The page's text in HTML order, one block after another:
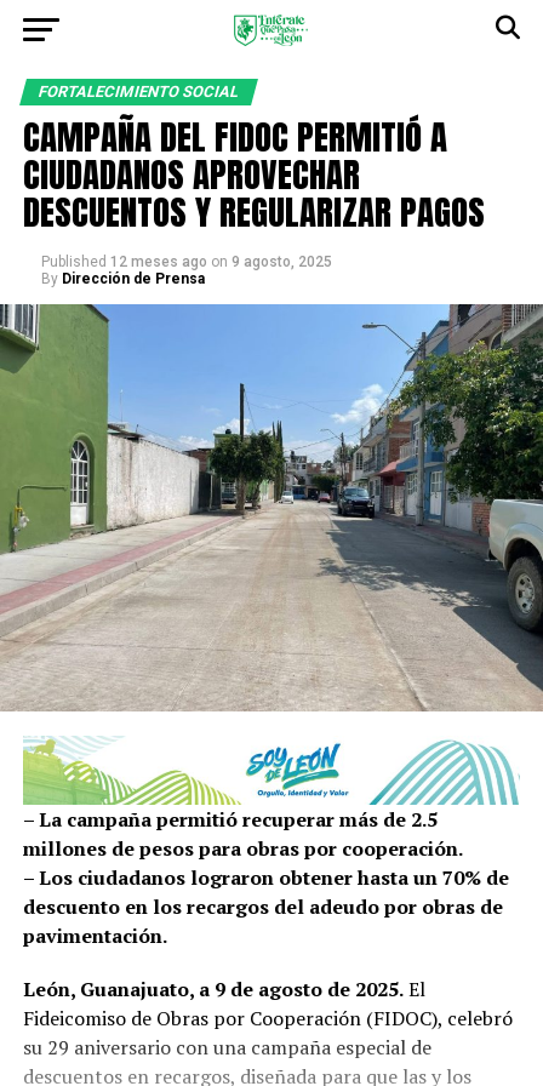
FORTALECIMIENTO SOCIAL
CAMPAÑA DEL FIDOC PERMITIÓ A
CIUDADANOS APROVECHAR
DESCUENTOS Y REGULARIZAR PAGOS
Published 12 meses ago on 9 agosto, 2025
By Dirección de Prensa
– La campaña permitió recuperar más de 2.5
millones de pesos para obras por cooperación.
– Los ciudadanos lograron obtener hasta un 70% de
descuento en los recargos del adeudo por obras de
pavimentación.
León, Guanajuato, a 9 de agosto de 2025.El
Fideicomiso de Obras por Cooperación (FIDOC), celebró
su 29 aniversario con una campaña especial de
descuentos en recargos, diseñada para que las y los